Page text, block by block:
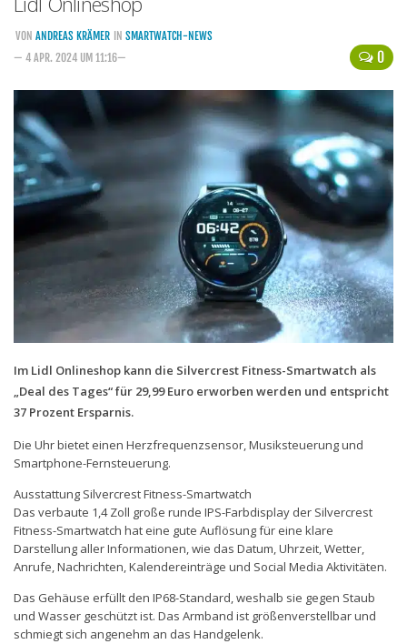
Marken und Modelle
Handytarife
BASE
Smartphonetarife
o2
Smartphonetarife
Prepaid-Tarife
Datentarife
Flatrate-Prepaidtarife
Mobilfunk-Vergleichsrechner
Mobilfunk-Tarifrechner
Flatrate-Datentarife
0
VON ANDREAS KRÄMER IN SMARTWATCH-NEWS
— 4 APR. 2024 UM 11:16—
Im Lidl Onlineshop kann die Silvercrest Fitness-Smartwatch als
„Deal des Tages“ für 29,99 Euro erworben werden und entspricht
37 Prozent Ersparnis.
Die Uhr bietet einen Herzfrequenzsensor, Musiksteuerung und
Smartphone-Fernsteuerung.
Ausstattung Silvercrest Fitness-Smartwatch
Das verbaute 1,4 Zoll große runde IPS-Farbdisplay der Silvercrest
Fitness-Smartwatch hat eine gute Auflösung für eine klare
Darstellung aller Informationen, wie das Datum, Uhrzeit, Wetter,
Anrufe, Nachrichten, Kalendereinträge und Social Media Aktivitäten.
Das Gehäuse erfüllt den IP68-Standard, weshalb sie gegen Staub
und Wasser geschützt ist. Das Armband ist größenverstellbar und
schmiegt sich angenehm an das Handgelenk.